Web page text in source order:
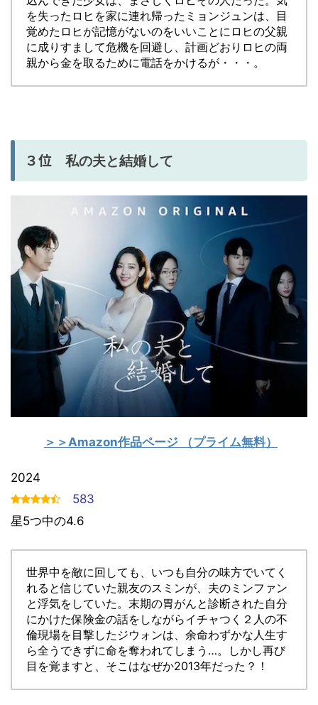
を失ったロヒを家に連れ帰ったミョンジュンは、目
覚めたロヒが記憶がないのをいいことにロヒの父親
に成りすまして危機を回避し、計画どおりロヒの両
親から金を取るために電話をかけるが・・・。
３位 私の夫と結婚して
＞＞Amazon作品ページ （プライム無料）
2024
583
星5つ中の4.6
世界中を敵に回しても、いつも自分の味方でいてく
れると信じていた親友のスミンが、夫のミンファン
と浮気をしていた。末期の胃がんと診断された自分
にかけた保険金の話をしながらイチャつく２人の不
倫現場を目撃したジウォンは、余命わずかな人生す
ら全うできずに命を奪われてしまう…。しかし再び
目を覚ますと、そこはなぜか2013年だった？！